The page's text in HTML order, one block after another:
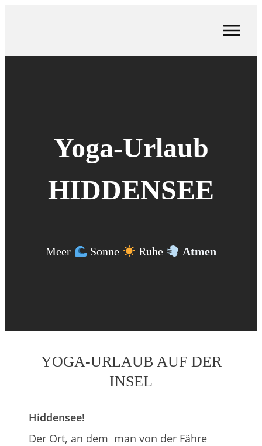
Yoga-Urlaub
HIDDENSEE
Meer Sonne Ruhe Atmen
YOGA-URLAUB AUF DER
INSEL
Hiddensee!
Der Ort, an dem man von der Fähre